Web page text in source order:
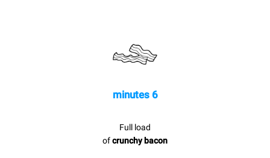
6 minutes
Full load
ofcrunchy bacon